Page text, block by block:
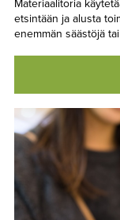
Materiaalitoria
etsintään ja alusta
enemmän säästöjä